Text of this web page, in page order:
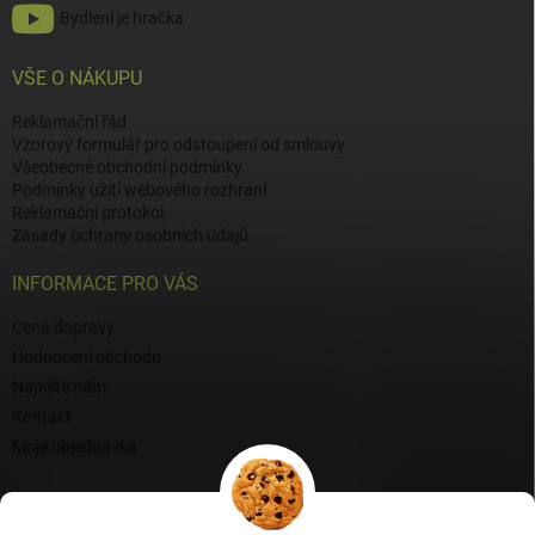
Bydlení je hračka
VŠE O NÁKUPU
Reklamační řád
Vzorový formulář pro odstoupení od smlouvy
Všeobecné obchodní podmínky
Podmínky užití webového rozhraní
Reklamační protokol
Zásady ochrany osobních údajů
INFORMACE PRO VÁS